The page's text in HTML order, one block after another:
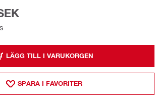
LÄGG TILL I VARUKORGEN
SPARA I FAVORITER